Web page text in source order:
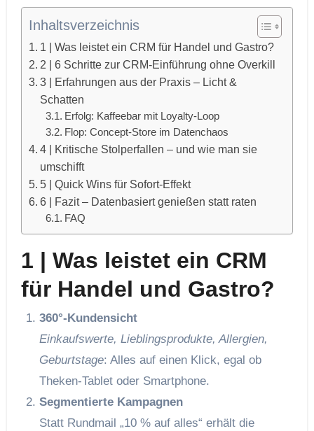
Inhaltsverzeichnis
1 | Was leistet ein CRM für Handel und Gastro?
2 | 6 Schritte zur CRM‑Einführung ohne Overkill
3 | Erfahrungen aus der Praxis – Licht &
Schatten
Erfolg: Kaffeebar mit Loyalty‑Loop
Flop: Concept‑Store im Daten­chaos
4 | Kritische Stolperfallen – und wie man sie
umschifft
5 | Quick Wins für Sofort‑Effekt
6 | Fazit – Datenbasiert genießen statt raten
FAQ
1 | Was leistet ein CRM
für Handel und Gastro?
360°‑Kundensicht
Einkaufswerte, Lieblingsprodukte, Allergien,
Geburtstage: Alles auf einen Klick, egal ob
Theken‑Tablet oder Smartphone.
Segmentierte Kampagnen
Statt Rundmail „10 % auf alles“ erhält die